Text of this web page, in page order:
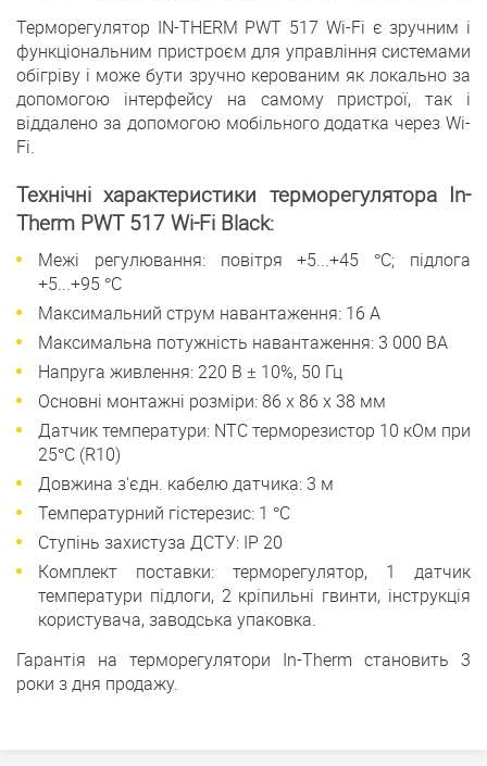
Терморегулятор IN-THERM PWT 517 Wi-Fi є зручним і
функціональним пристроєм для управління системами
обігріву і може бути зручно керованим як локально за
допомогою інтерфейсу на самому пристрої, так і
віддалено за допомогою мобільного додатка через Wi-
Fi.
Технічні характеристики терморегулятора In-
Therm PWT 517 Wi-Fi Black:
Межі регулювання: повітря +5...+45 °С; підлога
+5...+95 °С
Максимальний струм навантаження: 16 А
Максимальна потужність навантаження: 3 000 ВА
Напруга живлення: 220 В ± 10%, 50 Гц
Основні монтажні розміри: 86 х 86 х 38 мм
Датчик температури: NTC терморезистор 10 кОм при
25°С (R10)
Довжина з'єдн. кабелю датчика: 3 м
Температурний гістерезис: 1 °С
Ступінь захистуза ДСТУ: ІР 20
Комплект поставки: терморегулятор, 1 датчик
температури підлоги, 2 кріпильні гвинти, інструкція
користувача, заводська упаковка.
Гарантія на терморегулятори In-Therm становить 3
роки з дня продажу.